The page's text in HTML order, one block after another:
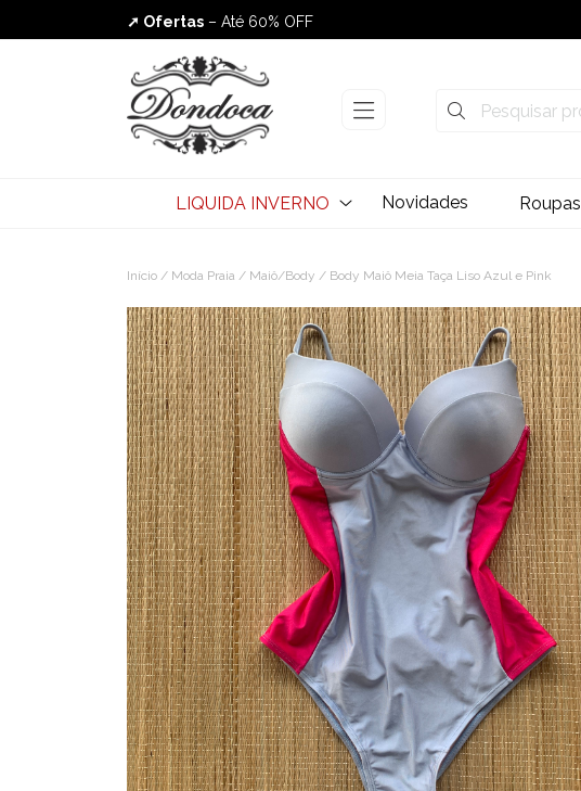
➚ Ofertas – Até 60% OFF
Envio Rápido
LIQUIDA INVERNO Novidades Roupas
Início / Moda Praia / Maiô/Body / Body Maiô Meia Taça Liso Azul e Pink